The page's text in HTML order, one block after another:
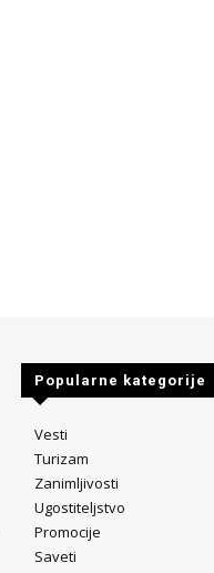
Popularne kategorije
Vesti
Turizam
Zanimljivosti
Ugostiteljstvo
Promocije
Saveti